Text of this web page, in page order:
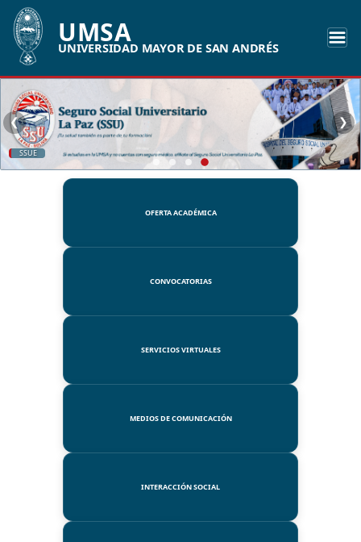
UMSA
UNIVERSIDAD MAYOR DE SAN ANDRÉS
SSUE
❮ ❯
OFERTA ACADÉMICA
CONVOCATORIAS
SERVICIOS VIRTUALES
MEDIOS DE COMUNICACIÓN
INTERACCIÓN SOCIAL